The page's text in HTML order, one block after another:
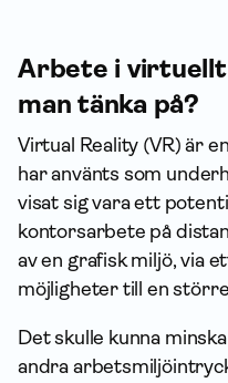
Arbete i virtuellt
man tänka på?
Virtual Reality (VR) är
har använts som
visat sig vara ett
kontorsarbete på
av en grafisk miljö, via
möjligheter till en
Det skulle kunna
andra